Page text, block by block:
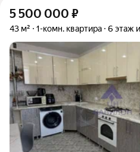
5 500 000 ₽
43 м² 1-комн. квартира 6 этаж